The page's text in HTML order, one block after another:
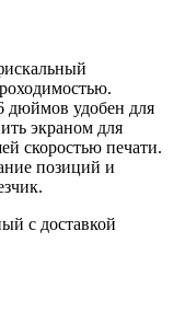
дюймов удобен для
экраном для
скоростью печати.
позиций и
с доставкой